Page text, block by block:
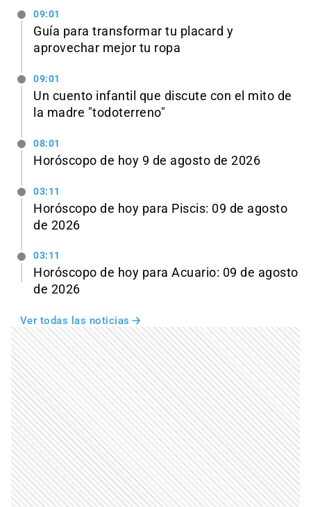
09:01
Guía para transformar tu placard y
aprovechar mejor tu ropa
09:01
Un cuento infantil que discute con el mito de
la madre "todoterreno"
08:01
Horóscopo de hoy 9 de agosto de 2026
03:11
Horóscopo de hoy para Piscis: 09 de agosto
de 2026
03:11
Horóscopo de hoy para Acuario: 09 de agosto
de 2026
Ver todas las noticias